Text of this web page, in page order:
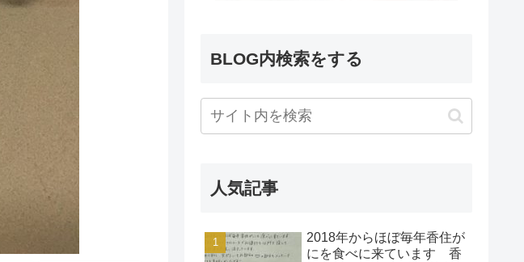
BLOG内検索をする
人気記事
2018年からほぼ毎年香住が
にを食べに来ています 香